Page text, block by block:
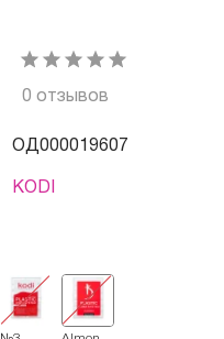
0 отзывов
ОД000019607
KODI